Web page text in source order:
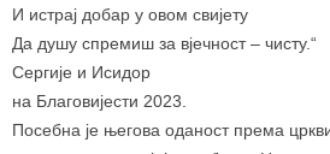
И истрај добар у овом свијету
Да душу спремиш за вјечност – чисту.“
Сергије и Исидор
на Благовијести 2023.
Посебна је његова оданост према